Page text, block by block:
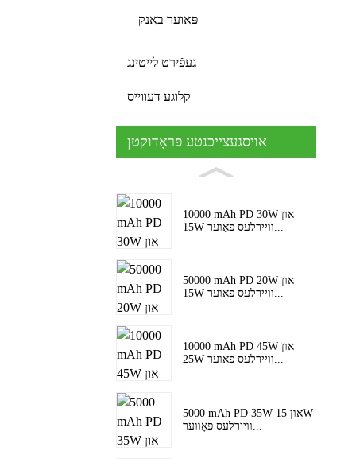
פּאַוער באַנק
געפֿירט לייטינג
קלוגע דעווייס
אויסגעצייכנטע פּראָדוקטן
10000 mAh PD 30W און
50000 mAh PD 20W און
15W וויירלעס פּאַוער...
10000 mAh PD 45W און
25W וויירלעס פּאַוער...
5000 mAh PD 35W און 15W